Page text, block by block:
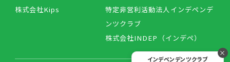
×
インデペンデンツクラブ
株式会社Kips
特定非営利活動法人インデペンデ
ンツクラブ
株式会社INDEP（インデペ）